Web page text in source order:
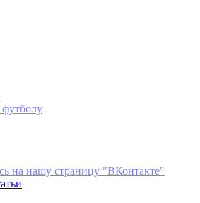
на нашу страницу "ВКонтакте"